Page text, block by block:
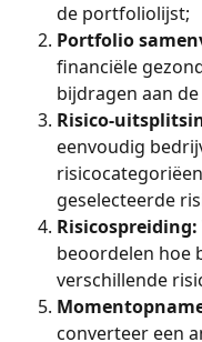
de portfoliolijst;
Portfolio
financiële
bijdragen aan
Risico-
eenvoudig
geselecteerde
Risicospreiding:
beoordelen hoe
verschillende
converteer een